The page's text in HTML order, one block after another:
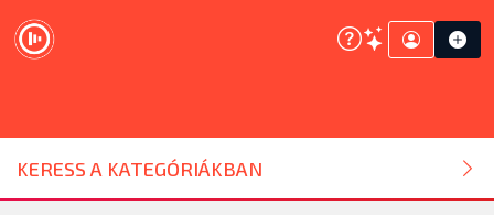
KERESS A KATEGÓRIÁKBAN
DJ ESZKÖZ
HANGTECHNIKA